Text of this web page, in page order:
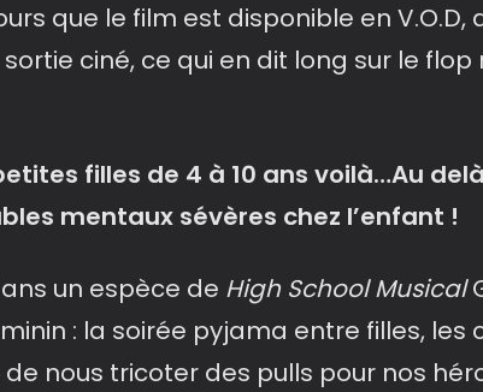
que le film est disponible en V.O.D,
ciné, ce qui en dit long sur le
filles de 4 à 10 ans voilà…Au
mentaux sévères chez l’enfant !
un espèce de High School Musical
: la soirée pyjama entre filles, les
nous tricoter des pulls pour nos